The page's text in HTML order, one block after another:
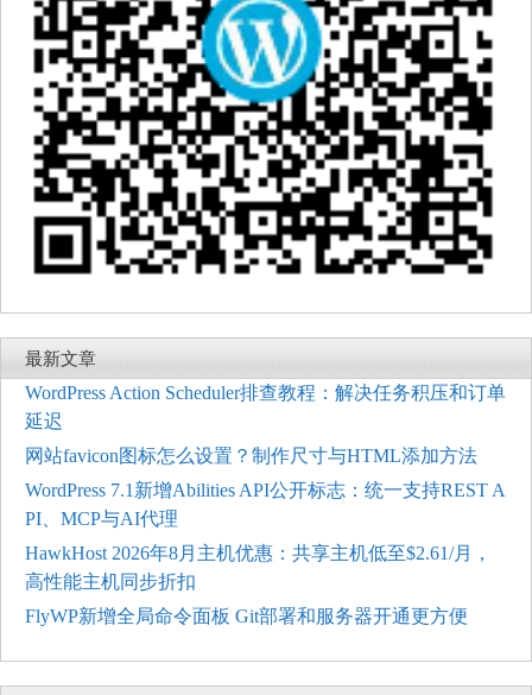
最新文章
WordPress Action Scheduler排查教程：解决任务积压和订单
延迟
网站favicon图标怎么设置？制作尺寸与HTML添加方法
WordPress 7.1新增Abilities API公开标志：统一支持REST A
PI、MCP与AI代理
HawkHost 2026年8月主机优惠：共享主机低至$2.61/月，
高性能主机同步折扣
FlyWP新增全局命令面板 Git部署和服务器开通更方便